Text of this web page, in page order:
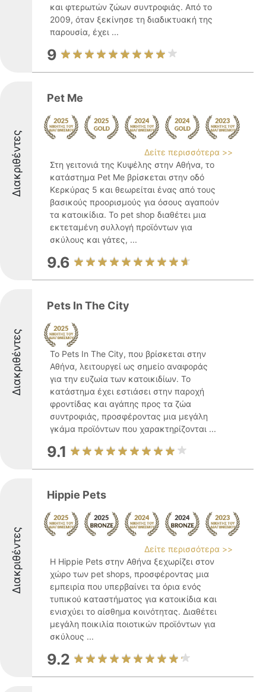
και φτερωτών ζώων συντροφιάς. Από το
2009, όταν ξεκίνησε τη διαδικτυακή της
παρουσία, έχει ...
9
Διακριθέντες
Pet Me
Δείτε περισσότερα >>
Στη γειτονιά της Κυψέλης στην Αθήνα, το
κατάστημα Pet Me βρίσκεται στην οδό
Κερκύρας 5 και θεωρείται ένας από τους
βασικούς προορισμούς για όσους αγαπούν
τα κατοικίδια. Το pet shop διαθέτει μια
εκτεταμένη συλλογή προϊόντων για
σκύλους και γάτες, ...
9.6
Διακριθέντες
Pets In The City
Το Pets In The City, που βρίσκεται στην
Αθήνα, λειτουργεί ως σημείο αναφοράς
για την ευζωία των κατοικιδίων. Το
κατάστημα έχει εστιάσει στην παροχή
φροντίδας και αγάπης προς τα ζώα
συντροφιάς, προσφέροντας μια μεγάλη
γκάμα προϊόντων που χαρακτηρίζονται ...
9.1
Διακριθέντες
Hippie Pets
Δείτε περισσότερα >>
Η Hippie Pets στην Αθήνα ξεχωρίζει στον
χώρο των pet shops, προσφέροντας μια
εμπειρία που υπερβαίνει τα όρια ενός
τυπικού καταστήματος για κατοικίδια και
ενισχύει το αίσθημα κοινότητας. Διαθέτει
μεγάλη ποικιλία ποιοτικών προϊόντων για
σκύλους ...
9.2